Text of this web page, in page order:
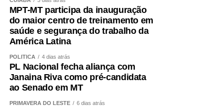
MPT-MT participa da inauguração
do maior centro de treinamento em
saúde e segurança do trabalho da
América Latina
POLÍTICA 4 dias atrás
PL Nacional fecha aliança com
Janaina Riva como pré-candidata
ao Senado em MT
PRIMAVERA DO LESTE 6 dias atrás